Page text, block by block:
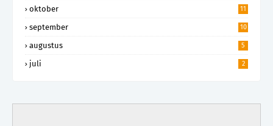
oktober 11
september 10
augustus 5
juli 2